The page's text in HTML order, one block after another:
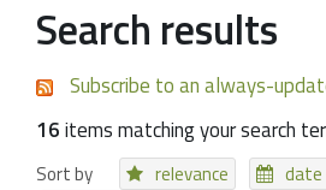
Search results
Subscribe to an always-
16items matching your search
Sort by relevance